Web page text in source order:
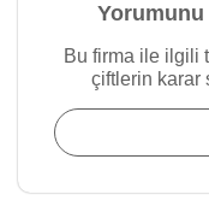
Bu firma ile ilgili
çiftlerin karar